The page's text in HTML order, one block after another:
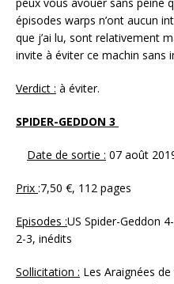
épisodes warps n’ont aucun
que j’ai lu, sont relativement
invite à éviter ce machin sans
Verdict : à éviter.
SPIDER-GEDDON 3
Date de sortie : 07 août
Prix :7,50 €, 112 pages
Episodes :US Spider-Geddon
2-3, inédits
Sollicitation : Les Araignées